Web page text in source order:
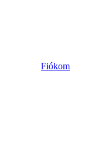
Fiókom